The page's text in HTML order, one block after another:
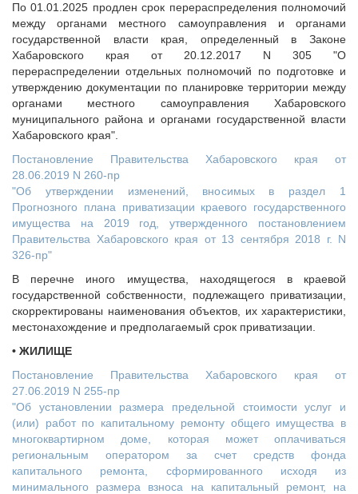
По 01.01.2025 продлен срок перераспределения полномочий
между органами местного самоуправления и органами
государственной власти края, определенный в Законе
Хабаровского края от 20.12.2017 N 305 "О
перераспределении отдельных полномочий по подготовке и
утверждению документации по планировке территории между
органами местного самоуправления Хабаровского
муниципального района и органами государственной власти
Хабаровского края".
Постановление Правительства Хабаровского края от
28.06.2019 N 260-пр
"Об утверждении изменений, вносимых в раздел 1
Прогнозного плана приватизации краевого государственного
имущества на 2019 год, утвержденного постановлением
Правительства Хабаровского края от 13 сентября 2018 г. N
326-пр"
В перечне иного имущества, находящегося в краевой
государственной собственности, подлежащего приватизации,
скорректированы наименования объектов, их характеристики,
местонахождение и предполагаемый срок приватизации.
• ЖИЛИЩЕ
Постановление Правительства Хабаровского края от
27.06.2019 N 255-пр
"Об установлении размера предельной стоимости услуг и
(или) работ по капитальному ремонту общего имущества в
многоквартирном доме, которая может оплачиваться
региональным оператором за счет средств фонда
капитального ремонта, сформированного исходя из
минимального размера взноса на капитальный ремонт, на